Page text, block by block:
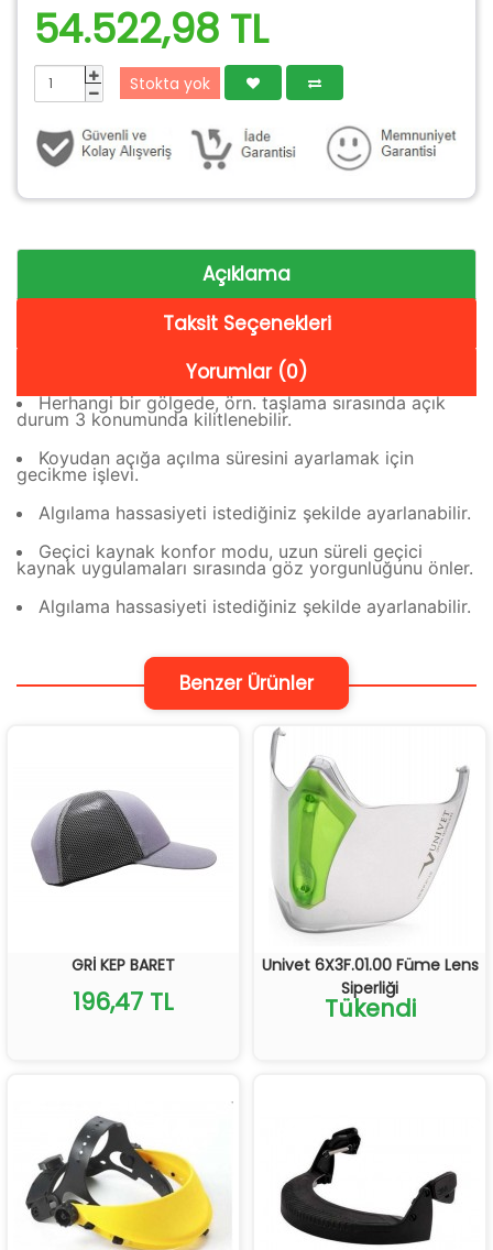
54.522,98 TL
Stokta yok
Açıklama
Taksit Seçenekleri
Yorumlar (0)
Herhangi bir gölgede, örn. taşlama sırasında açık
durum 3 konumunda kilitlenebilir.
Koyudan açığa açılma süresini ayarlamak için
gecikme işlevi.
Algılama hassasiyeti istediğiniz şekilde ayarlanabilir.
Geçici kaynak konfor modu, uzun süreli geçici
kaynak uygulamaları sırasında göz yorgunluğunu önler.
Algılama hassasiyeti istediğiniz şekilde ayarlanabilir.
Benzer Ürünler
GRİ KEP BARET
196,47 TL
Univet 6X3F.01.00 Füme Lens
Siperliği
Tükendi